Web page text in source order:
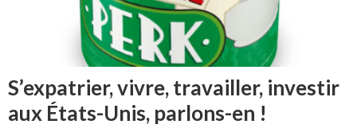
S’expatrier, vivre, travailler, investir
aux États-Unis, parlons-en !